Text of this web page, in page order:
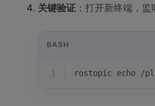
关键验证 ：打开新终端，
BASH
1 rostopic echo /